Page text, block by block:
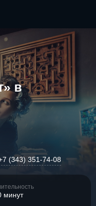
в
(343) 351-74-08
минут